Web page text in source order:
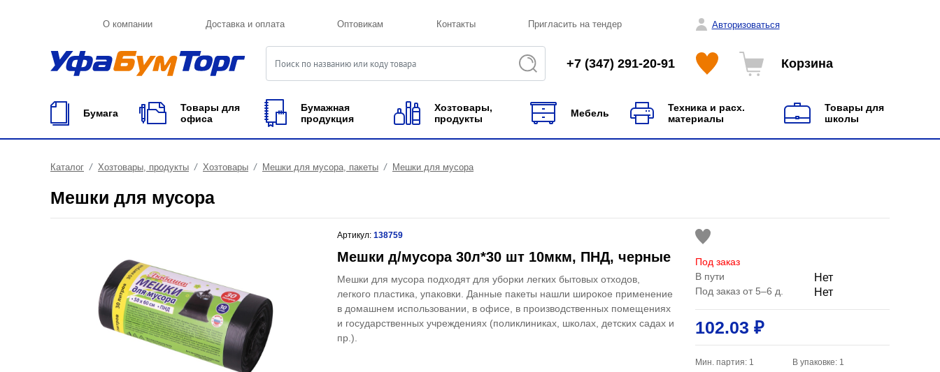
О компании Доставка и оплата Оптовикам Контакты Пригласить на тендер Авторизоваться
+7 (347) 291-20-91 Корзина
Бумага
Товары для
офиса
Бумажная
продукция
Хозтовары,
продукты
Мебель
Техника и расх.
материалы
Товары для
школы
Каталог Хозтовары, продукты Хозтовары Мешки для мусора, пакеты Мешки для мусора
Мешки для мусора
Артикул: 138759
Мешки д/мусора 30л*30 шт 10мкм, ПНД, черные
Мешки для мусора подходят для уборки легких бытовых отходов,
легкого пластика, упаковки. Данные пакеты нашли широкое применение
в домашнем использовании, в офисе, в производственных помещениях
и государственных учреждениях (поликлиниках, школах, детских садах и
пр.).
Под заказ
В пути
Нет
Под заказ от 5–6 д. Нет
102.03 ₽
Мин. партия: 1 В упаковке: 1